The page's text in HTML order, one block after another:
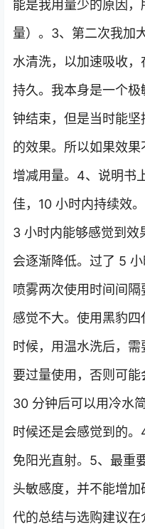
能是我用量少的原因
量）。3、第二次我加
水清洗，以加速吸收
持久。我本身是一个
钟结束，但是当时能
的效果。所以如果效
增减用量。4、说明书
佳，10 小时内持续效
3 小时内能够感觉到效
会逐渐降低。过了 5
喷雾两次使用时间间
感觉不大。使用黑豹
时候，用温水洗后，
要过量使用，否则可
30 分钟后可以用冷水
时候还是会感觉到的
免阳光直射。5、最重
头敏感度，并不能增
代的总结与选购建议